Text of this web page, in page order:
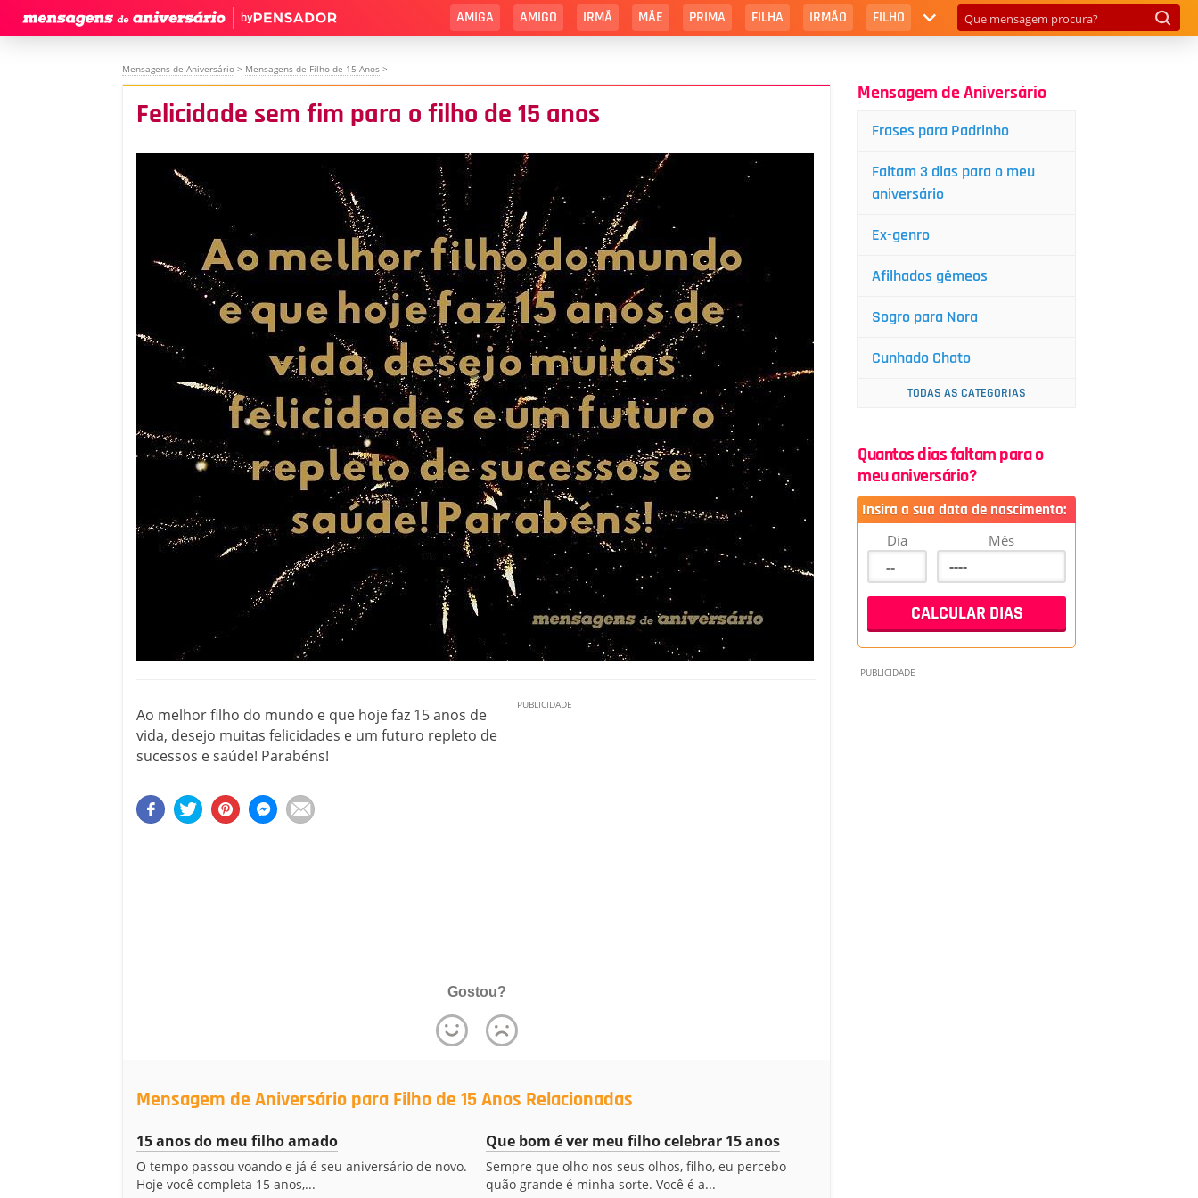
by AMIGA AMIGO IRMÃ MÃE PRIMA FILHA IRMÃO FILHO
Mensagens de Aniversário > Mensagens de Filho de 15 Anos >
Felicidade sem fim para o filho de 15 anos
Ao melhor filho do mundo e que hoje faz 15 anos de
vida, desejo muitas felicidades e um futuro repleto de
sucessos e saúde! Parabéns!
Gostou?
Mensagem de Aniversário para Filho de 15 Anos Relacionadas
15 anos do meu filho amado
O tempo passou voando e já é seu aniversário de novo.
Hoje você completa 15 anos,...
Que bom é ver meu filho celebrar 15 anos
Sempre que olho nos seus olhos, filho, eu percebo
quão grande é minha sorte. Você é a...
Mensagem de Aniversário
Frases para Padrinho
Faltam 3 dias para o meu
aniversário
Ex-genro
Afilhados gêmeos
Sogro para Nora
Cunhado Chato
TODAS AS CATEGORIAS
Quantos dias faltam para o
meu aniversário?
Insira a sua data de nascimento:
Dia Mês